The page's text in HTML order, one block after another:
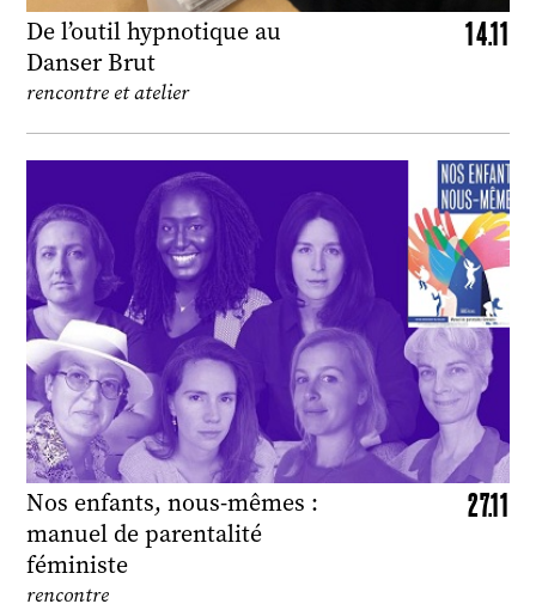
De l’outil hypnotique au
Danser Brut
14.11
rencontre et atelier
Nos enfants, nous-mêmes :
manuel de parentalité
féministe
27.11
rencontre